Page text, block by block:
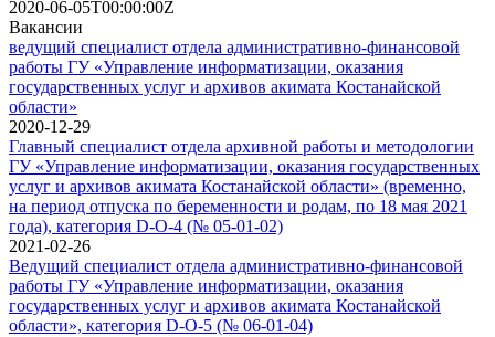
2020-06-05T00:00:00Z
Вакансии
ведущий специалист отдела административно-финансовой
работы ГУ «Управление информатизации, оказания
государственных услуг и архивов акимата Костанайской
области»
2020-12-29
Главный специалист отдела архивной работы и методологии
ГУ «Управление информатизации, оказания государственных
услуг и архивов акимата Костанайской области» (временно,
на период отпуска по беременности и родам, по 18 мая 2021
года), категория D-O-4 (№ 05-01-02)
2021-02-26
Ведущий специалист отдела административно-финансовой
работы ГУ «Управление информатизации, оказания
государственных услуг и архивов акимата Костанайской
области», категория D-O-5 (№ 06-01-04)